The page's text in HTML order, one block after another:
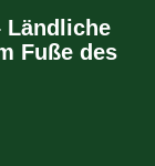
Ländliche
Fuße des